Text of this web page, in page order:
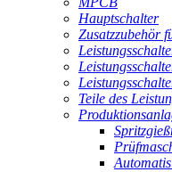
Hauptschalter
Zusatzzubehör
Teile des